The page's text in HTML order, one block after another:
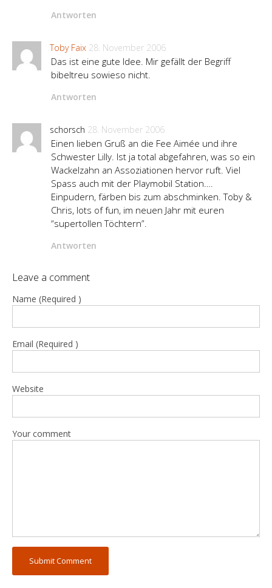
Antworten
Toby Faix 28. November 2006
Das ist eine gute Idee. Mir gefällt der Begriff
bibeltreu sowieso nicht.
Antworten
schorsch 28. November 2006
Einen lieben Gruß an die Fee Aimée und ihre
Schwester Lilly. Ist ja total abgefahren, was so ein
Wackelzahn an Assoziationen hervor ruft. Viel
Spass auch mit der Playmobil Station….
Einpudern, färben bis zum abschminken. Toby &
Chris, lots of fun, im neuen Jahr mit euren
“supertollen Töchtern”.
Antworten
Leave a comment
Name (Required )
Email (Required )
Website
Your comment